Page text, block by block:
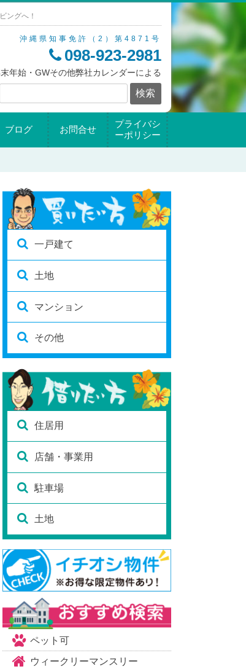
ングへ！
沖縄県知事免許（2）第4871号
098-923-2981
年始・GWその他弊社カレンダーによる
ブログ お問合せ
プライバシ
ーポリシー
一戸建て
土地
マンション
その他
住居用
店舗・事業用
駐車場
土地
ペット可
ウィークリーマンスリー